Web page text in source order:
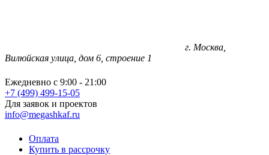
г. Москва,
Вилюйская улица, дом 6, строение 1
Ежедневно с 9:00 - 21:00
+7 (499) 499-15-05
Для заявок и проектов
info@megashkaf.ru
Оплата
Купить в рассрочку